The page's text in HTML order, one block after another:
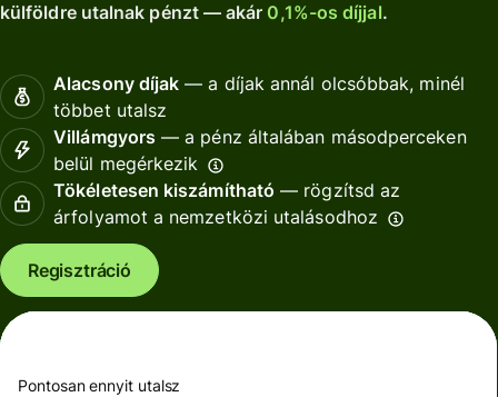
külföldre utalnak pénzt — akár 0,1%-os díjjal.
Alacsony díjak — a díjak annál olcsóbbak, minél
többet utalsz
Villámgyors — a pénz általában másodperceken
belül megérkezik
Tökéletesen kiszámítható — rögzítsd az
árfolyamot a nemzetközi utalásodhoz
Regisztráció
Pontosan ennyit utalsz